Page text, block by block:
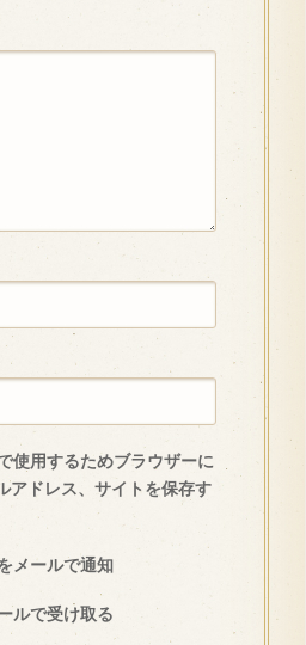
使用するためブラウザーに
アドレス、サイトを保存す
メールで通知
ルで受け取る